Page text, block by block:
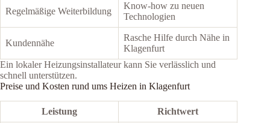
Regelmäßige Weiterbildung
Know-how zu neuen
Technologien
Kundennähe
Rasche Hilfe durch Nähe in
Klagenfurt
Ein lokaler Heizungsinstallateur kann Sie verlässlich und
schnell unterstützen.
Preise und Kosten rund ums Heizen in Klagenfurt
Leistung Richtwert